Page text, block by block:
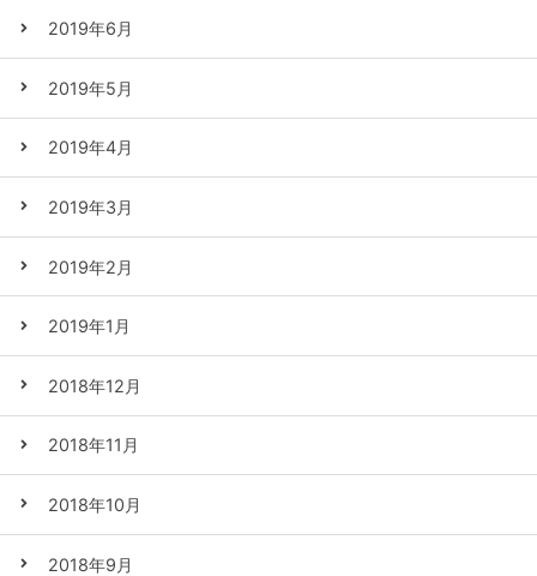
2019年6月
2019年5月
2019年4月
2019年3月
2019年2月
2019年1月
2018年12月
2018年11月
2018年10月
2018年9月